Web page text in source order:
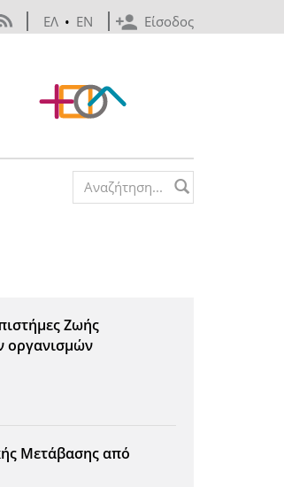
Είσοδος
ΕΛ • EN
form
Ζωής
οργανισμών
Μετάβασης από